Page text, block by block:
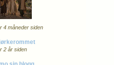
4 måneder siden
2 år siden